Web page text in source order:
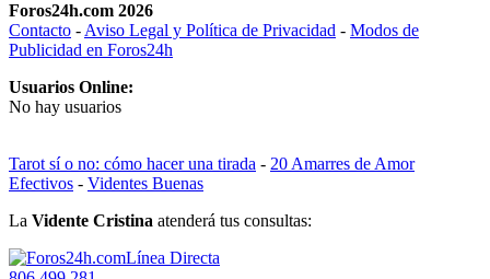
Foros24h.com 2026
Contacto - Aviso Legal y Política de Privacidad - Modos de
Publicidad en Foros24h
Usuarios Online:
No hay usuarios
Tarot sí o no: cómo hacer una tirada - 20 Amarres de Amor
Efectivos - Videntes Buenas
La Vidente Cristina atenderá tus consultas:
Línea Directa